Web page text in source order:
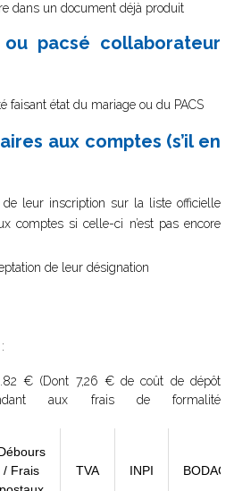
dans un document déjà produit
pacsé collaborateur
faisant état du mariage ou du PACS
aux comptes (s’il en
leur inscription sur la liste officielle
comptes si celle-ci n’est pas encore
de leur désignation
€ (Dont 7,26 € de coût de dépôt
aux frais de formalité
/ Frais
TVA INPI